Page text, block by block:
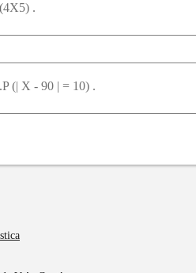
.
(| X - 90 | = 10) .